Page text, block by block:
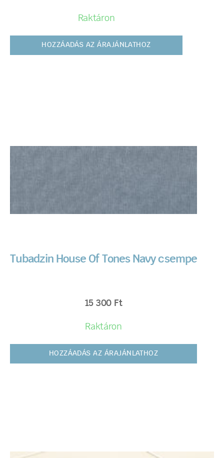
Raktáron
HOZZÁADÁS AZ ÁRAJÁNLATHOZ
Tubadzin House Of Tones Navy csempe
15 300 Ft
Raktáron
HOZZÁADÁS AZ ÁRAJÁNLATHOZ